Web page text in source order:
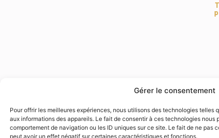
Gérer le consentement
Pour offrir les meilleures expériences, nous utilisons des technologies telles
aux informations des appareils. Le fait de consentir à ces technologies nous
comportement de navigation ou les ID uniques sur ce site. Le fait de ne pas
peut avoir un effet négatif sur certaines caractéristiques et fonctions.
© 2026 Entrepôt de l'électro. Tous droits réservés.